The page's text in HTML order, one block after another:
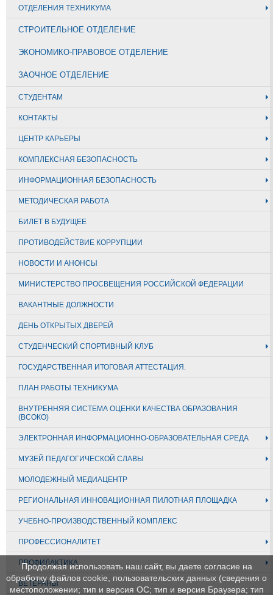
ОТДЕЛЕНИЯ ТЕХНИКУМА
СТРОИТЕЛЬНОЕ ОТДЕЛЕНИЕ
ЭКОНОМИКО-ПРАВОВОЕ ОТДЕЛЕНИЕ
ЗАОЧНОЕ ОТДЕЛЕНИЕ
СТУДЕНТАМ
КОНТАКТЫ
ЦЕНТР КАРЬЕРЫ
КОМПЛЕКСНАЯ БЕЗОПАСНОСТЬ
ИНФОРМАЦИОННАЯ БЕЗОПАСНОСТЬ
МЕТОДИЧЕСКАЯ РАБОТА
БИЛЕТ В БУДУЩЕЕ
ПРОТИВОДЕЙСТВИЕ КОРРУПЦИИ
НОВОСТИ И АНОНСЫ
МИНИСТЕРСТВО ПРОСВЕЩЕНИЯ РОССИЙСКОЙ ФЕДЕРАЦИИ
ВАКАНТНЫЕ ДОЛЖНОСТИ
ДЕНЬ ОТКРЫТЫХ ДВЕРЕЙ
СТУДЕНЧЕСКИЙ СПОРТИВНЫЙ КЛУБ
ГОСУДАРСТВЕННАЯ ИТОГОВАЯ АТТЕСТАЦИЯ.
ПЛАН РАБОТЫ ТЕХНИКУМА
ВНУТРЕННЯЯ СИСТЕМА ОЦЕНКИ КАЧЕСТВА ОБРАЗОВАНИЯ
(ВСОКО)
ЭЛЕКТРОННАЯ ИНФОРМАЦИОННО-ОБРАЗОВАТЕЛЬНАЯ СРЕДА
МУЗЕЙ ПЕДАГОГИЧЕСКОЙ СЛАВЫ
МОЛОДЕЖНЫЙ МЕДИАЦЕНТР
РЕГИОНАЛЬНАЯ ИННОВАЦИОННАЯ ПИЛОТНАЯ ПЛОЩАДКА
УЧЕБНО-ПРОИЗВОДСТВЕННЫЙ КОМПЛЕКС
ПРОФЕССИОНАЛИТЕТ
ПРОФИЛАКТИКА
ВЕТЕРАНЫ
Продолжая использовать наш сайт, вы даете согласие на
обработку файлов cookie, пользовательских данных (сведения о
местоположении; тип и версия ОС; тип и версия Браузера; тип